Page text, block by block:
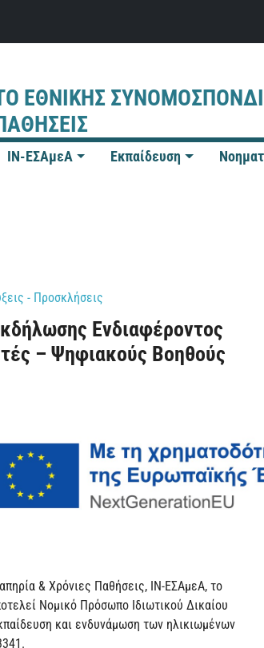
ΕΘΝΙΚΗΣ
IN-ΕΣΑμεΑ Εκπαίδευση
- Προσκλήσεις
Ενδιαφέροντος
– Ψηφιακούς Βοηθούς
& Χρόνιες Παθήσεις, ΙΝ-ΕΣΑμεΑ, το
Νομικό Πρόσωπο Ιδιωτικού Δικαίου
και ενδυνάμωση των ηλικιωμένων